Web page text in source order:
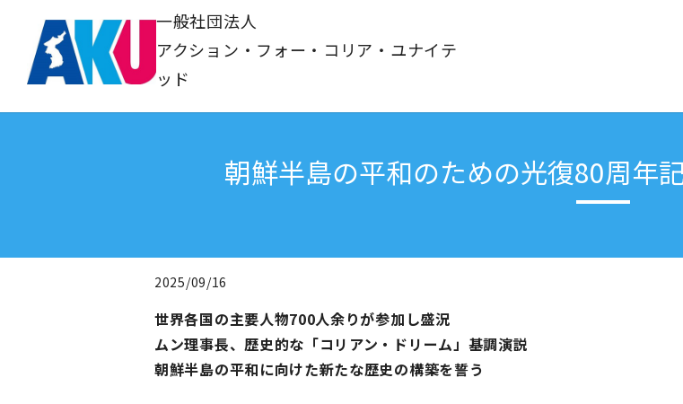
一般社団法人
アクション・フォー・コリア・ユナイテ
ッド
朝鮮半島の平和のための光復80周年
2025/09/16
世界各国の主要人物700人余りが参加し盛況
ムン理事長、歴史的な「コリアン・ドリーム」基調演説
朝鮮半島の平和に向けた新たな歴史の構築を誓う